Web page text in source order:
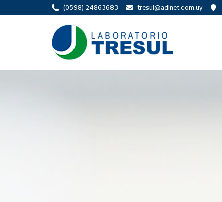
(0598) 24863683 tresul@adinet.com.uy